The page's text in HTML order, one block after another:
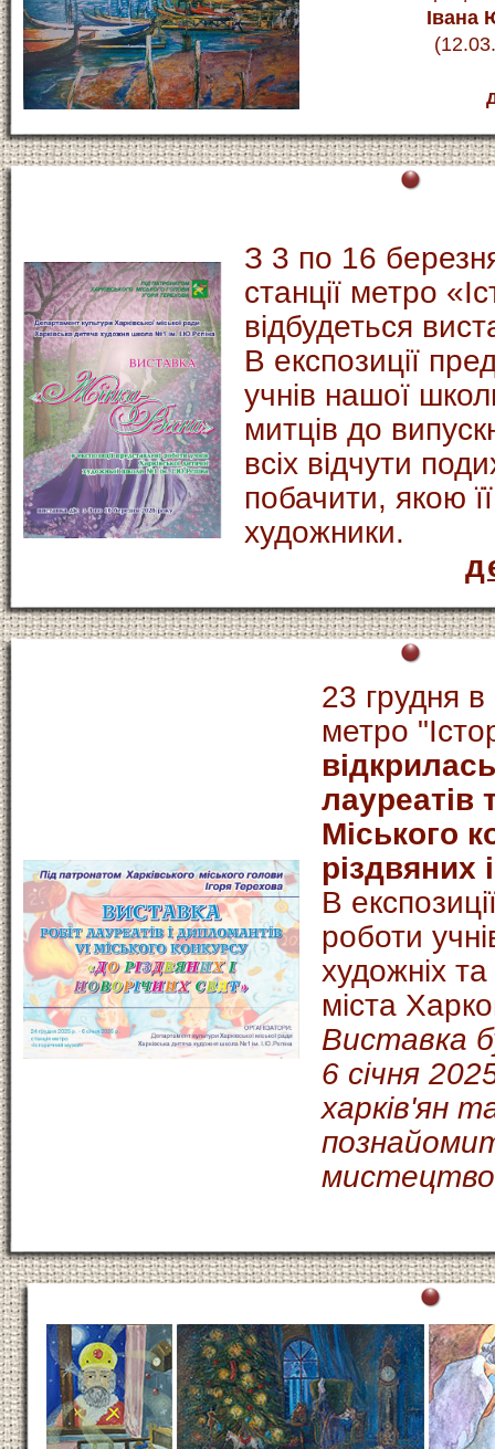
Івана
З 3 по 16
станції метро
відбудеться
В експозиції
учнів нашої
митців до
всіх відчути
побачити, якою
художники.
23 грудня в
метро
лауреатів
Міського
різдвяних
В
роботи
художніх
міста
Виставка
6 січня
харків'ян